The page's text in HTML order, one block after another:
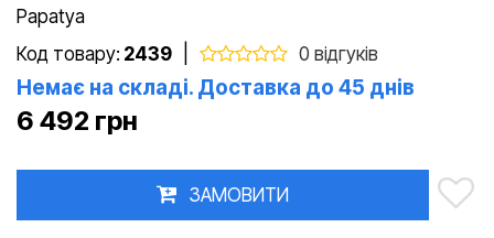
Papatya
Код товару: 2439 0 відгуків
Немає на складі. Доставка до 45 днів
6 492 грн
ЗАМОВИТИ